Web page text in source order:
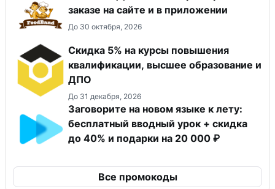
заказе на сайте и в приложении
До 30 октября, 2026
Скидка 5% на курсы повышения
квалификации, высшее образование и
ДПО
До 31 декабря, 2026
Заговорите на новом языке к лету:
бесплатный вводный урок + скидка
до 40% и подарки на 20 000 ₽
Все промокоды